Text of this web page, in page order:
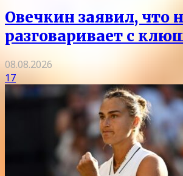
Овечкин заявил, что
разговаривает с
08.08.2026
17